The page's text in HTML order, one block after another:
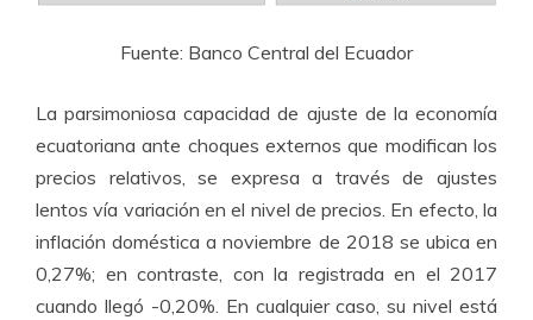
Fuente: Banco Central del Ecuador
La parsimoniosa capacidad de ajuste de la economía
ecuatoriana ante choques externos que modifican los
precios relativos, se expresa a través de ajustes
lentos vía variación en el nivel de precios. En efecto, la
inflación doméstica a noviembre de 2018 se ubica en
0,27%; en contraste, con la registrada en el 2017
cuando llegó -0,20%. En cualquier caso, su nivel está